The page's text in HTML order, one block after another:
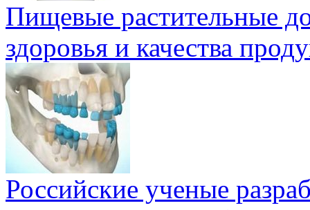
Пищевые растительные
здоровья и качества
Российские ученые